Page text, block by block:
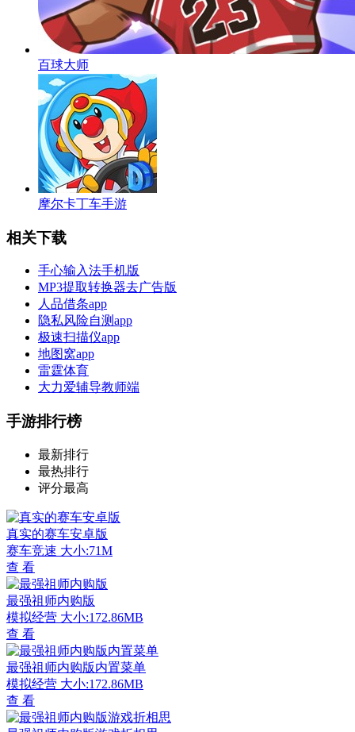
百球大师
摩尔卡丁车手游
相关下载
手心输入法手机版
MP3提取转换器去广告版
人品借条app
隐私风险自测app
极速扫描仪app
地图窝app
雷霆体育
大力爱辅导教师端
手游排行榜
最新排行
最热排行
评分最高
真实的赛车安卓版
赛车竞速 大小:71M
查 看
最强祖师内购版
模拟经营 大小:172.86MB
查 看
最强祖师内购版内置菜单
模拟经营 大小:172.86MB
查 看